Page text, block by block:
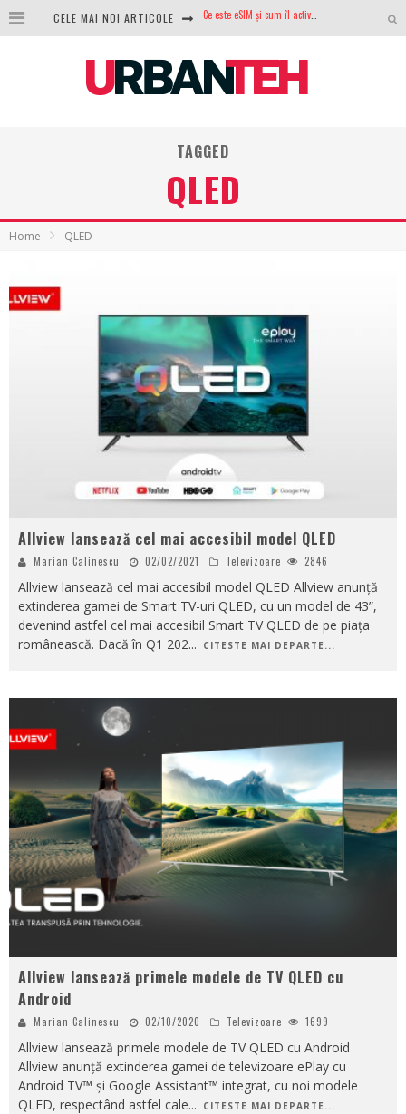
CELE MAI NOI ARTICOLE 100 GB de internet mobil gratuit de la Orange. Fără contract, fără acte și fără obligații
TAGGED
QLED
Home QLED
Allview lansează cel mai accesibil model QLED
Marian Calinescu 02/02/2021 Televizoare 2846
Allview lansează cel mai accesibil model QLED Allview anunță
extinderea gamei de Smart TV-uri QLED, cu un model de 43”,
devenind astfel cel mai accesibil Smart TV QLED de pe piața
românească. Dacă în Q1 202... CITESTE MAI DEPARTE...
Allview lansează primele modele de TV QLED cu
Android
Marian Calinescu 02/10/2020 Televizoare 1699
Allview lansează primele modele de TV QLED cu Android
Allview anunță extinderea gamei de televizoare ePlay cu
Android TV™ și Google Assistant™ integrat, cu noi modele
QLED, respectând astfel cale... CITESTE MAI DEPARTE...